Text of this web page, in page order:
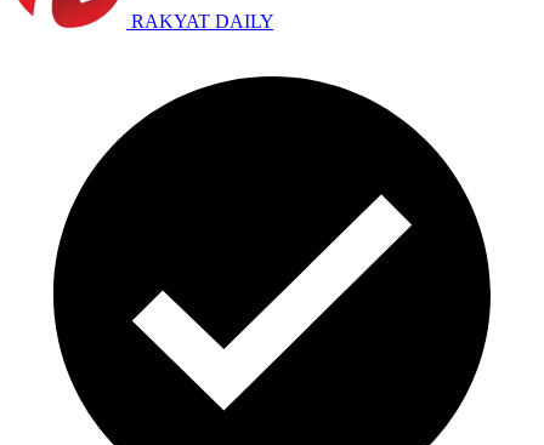
RAKYAT DAILY